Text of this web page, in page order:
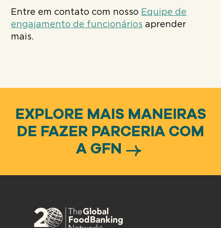
Entre em contato com nosso Equipe de
engajamento de funcionários aprender
mais.
EXPLORE MAIS MANEIRAS
DE FAZER PARCERIA COM
A GFN